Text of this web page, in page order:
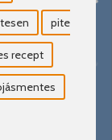
pite
recept